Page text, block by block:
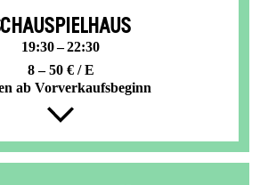
19:30 – 22:30
8 – 50 € / E
ab Vorverkaufsbeginn